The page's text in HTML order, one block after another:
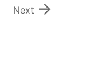

Next